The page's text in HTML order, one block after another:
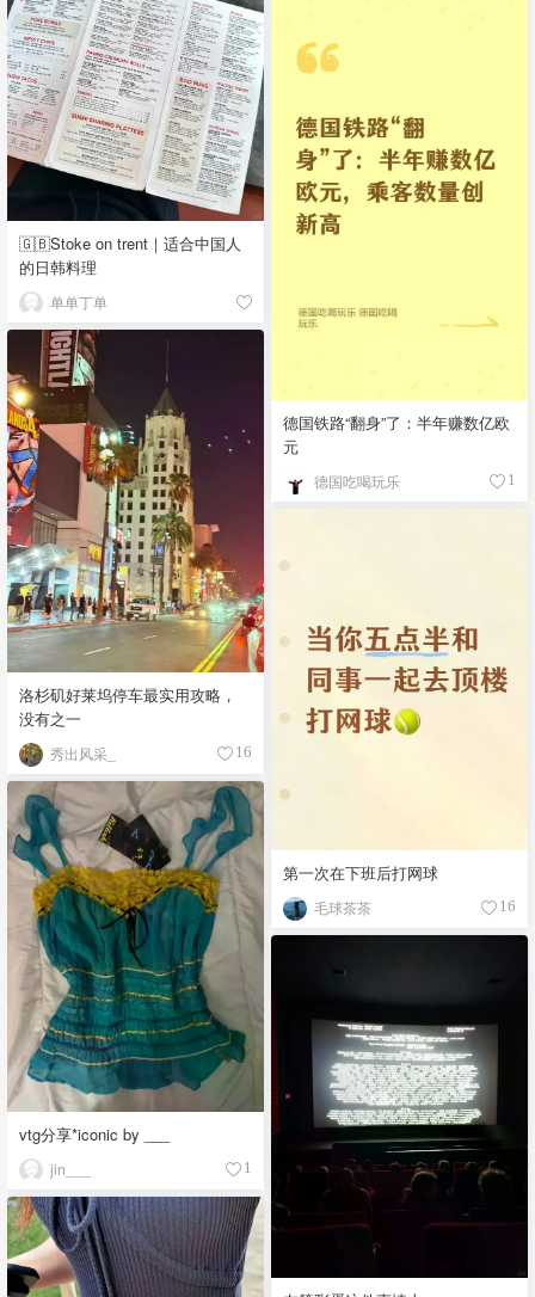
🇬🇧Stoke on trent｜适合中国人
的日韩料理
单单丁单
德国铁路“翻身”了：半年赚数亿欧
元
德国吃喝玩乐 1
洛杉矶好莱坞停车最实用攻略，
没有之一
秀出风采_ 16
第一次在下班后打网球
毛球茶茶 16
vtg分享*iconic by ___
jin___ 1